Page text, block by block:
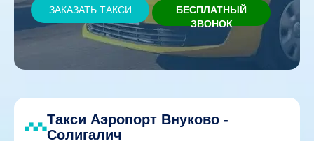
ЗАКАЗАТЬ ТАКСИ
БЕСПЛАТНЫЙ
ЗВОНОК
Такси Аэропорт Внуково -
Солигалич